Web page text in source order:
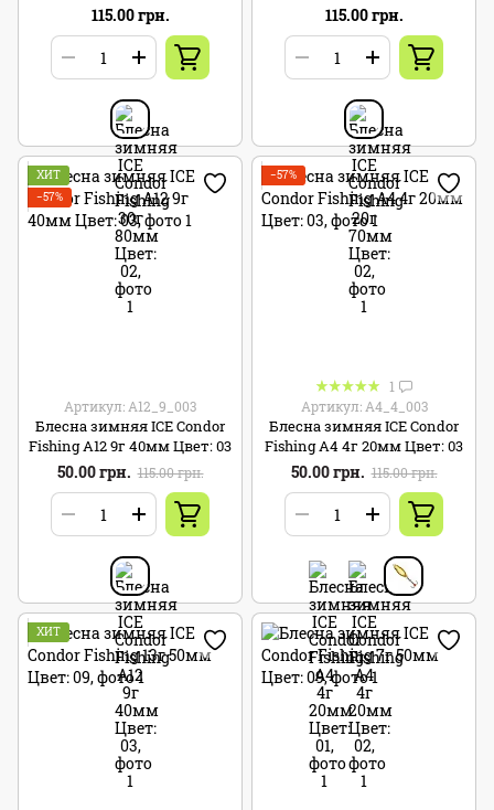
115.00 грн. 115.00 грн.
ХИТ
−57%
Артикул: A12_9_003
Блесна зимняя ICE Condor
Fishing A12 9г 40мм Цвет: 03
50.00 грн. 115.00 грн.
−57%
1
Артикул: A4_4_003
Блесна зимняя ICE Condor
Fishing A4 4г 20мм Цвет: 03
50.00 грн. 115.00 грн.
ХИТ